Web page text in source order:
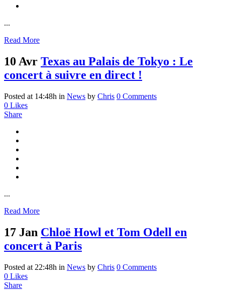
...
Read More
10 Avr Texas au Palais de Tokyo : Le
concert à suivre en direct !
Posted at 14:48h in News by Chris 0 Comments
0 Likes
Share
...
Read More
17 Jan Chloë Howl et Tom Odell en
concert à Paris
Posted at 22:48h in News by Chris 0 Comments
0 Likes
Share